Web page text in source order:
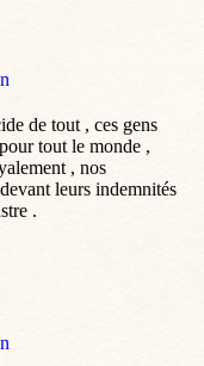
de tout , ces gens
tout le monde ,
, nos
leurs indemnités
.